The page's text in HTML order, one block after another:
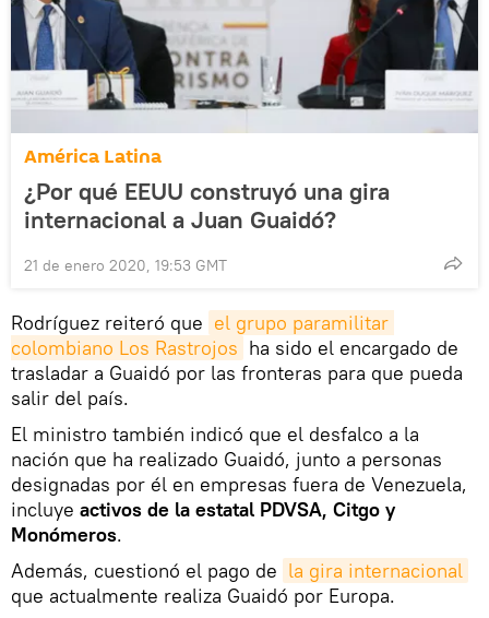
América Latina
¿Por qué EEUU construyó una gira
internacional a Juan Guaidó?
21 de enero 2020, 19:53 GMT
Rodríguez reiteró que el grupo paramilitar
colombiano Los Rastrojos ha sido el encargado de
trasladar a Guaidó por las fronteras para que pueda
salir del país.
El ministro también indicó que el desfalco a la
nación que ha realizado Guaidó, junto a personas
designadas por él en empresas fuera de Venezuela,
incluye activos de la estatal PDVSA, Citgo y
Monómeros.
Además, cuestionó el pago de la gira internacional
que actualmente realiza Guaidó por Europa.